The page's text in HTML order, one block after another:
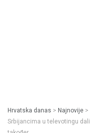
Hrvatska danas > Najnovije >
Srbijancima u televotingu